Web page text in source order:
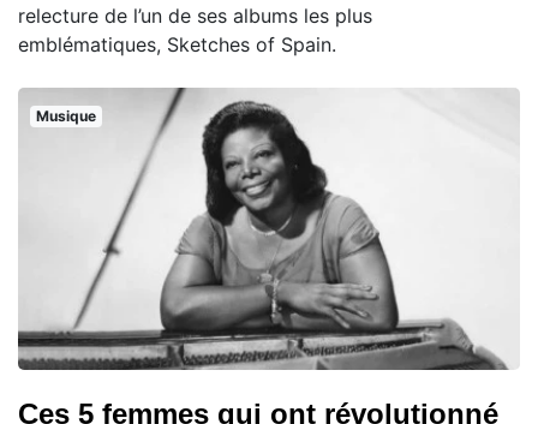
relecture de l’un de ses albums les plus
emblématiques, Sketches of Spain.
Musique
Ces 5 femmes qui ont révolutionné